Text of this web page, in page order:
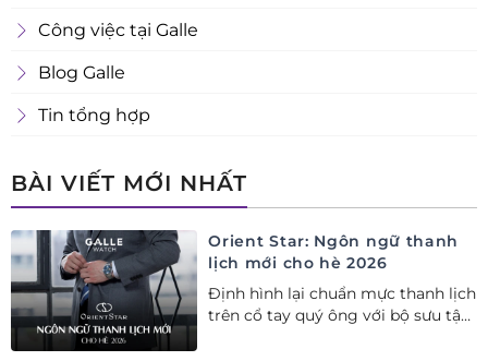
Công việc tại Galle
Blog Galle
Tin tổng hợp
BÀI VIẾT MỚI NHẤT
Orient Star: Ngôn ngữ thanh
lịch mới cho hè 2026
Định hình lại chuẩn mực thanh lịch
trên cổ tay quý ông với bộ sưu tập